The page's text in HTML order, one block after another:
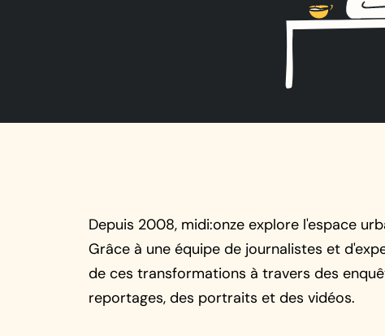
Depuis 2008, midi:onze explore l'espace
Grâce à une équipe de journalistes et
de ces transformations à travers des
reportages, des portraits et des vidéos.